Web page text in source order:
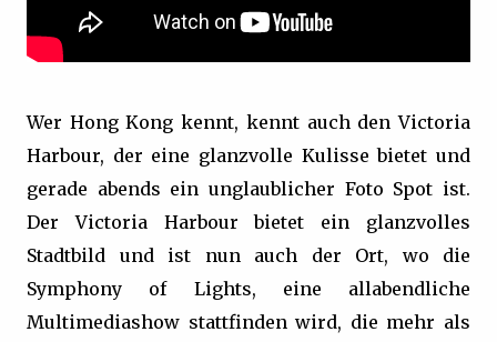
Wer Hong Kong kennt, kennt auch den Victoria
Harbour, der eine glanzvolle Kulisse bietet und
gerade abends ein unglaublicher Foto Spot ist.
Der Victoria Harbour bietet ein glanzvolles
Stadtbild und ist nun auch der Ort, wo die
Symphony of Lights, eine allabendliche
Multimediashow stattfinden wird, die mehr als